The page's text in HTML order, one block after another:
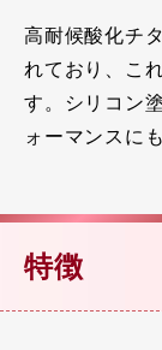
高耐候酸化チ
れており、こ
す。シリコン
ォーマンスに
特徴